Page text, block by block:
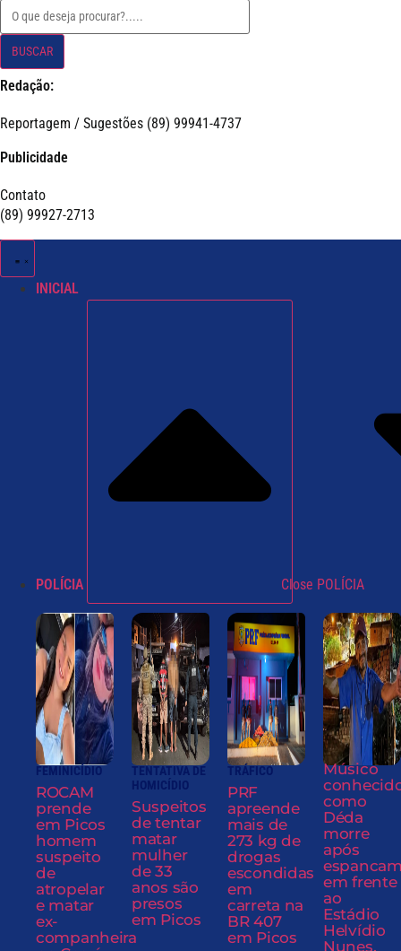
BUSCAR
Redação:
Reportagem / Sugestões (89) 99941-4737
Publicidade
Contato
(89) 99927-2713
INICIAL
POLÍCIA Close POLÍCIA
FEMINICÍDIO
ROCAM
prende
em Picos
homem
suspeito
de
atropelar
e matar
ex-
companheira
TENTATIVA DE
HOMICÍDIO
Suspeitos
de tentar
matar
mulher
de 33
anos são
presos
em Picos
TRÁFICO
PRF
apreende
mais de
273 kg de
drogas
escondidas
em
carreta na
BR 407
em Picos
Músico
como
Déda
morre
após
em frente
ao
Estádio
Helvídio
Nunes,